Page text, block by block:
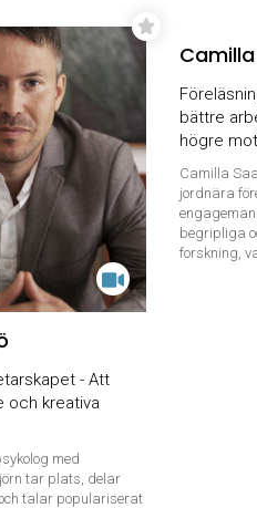
- Att
och kreativa
med
tar plats, delar
talar populariserat
bättre
högre
Camilla
jordnära
begripliga
forskning,